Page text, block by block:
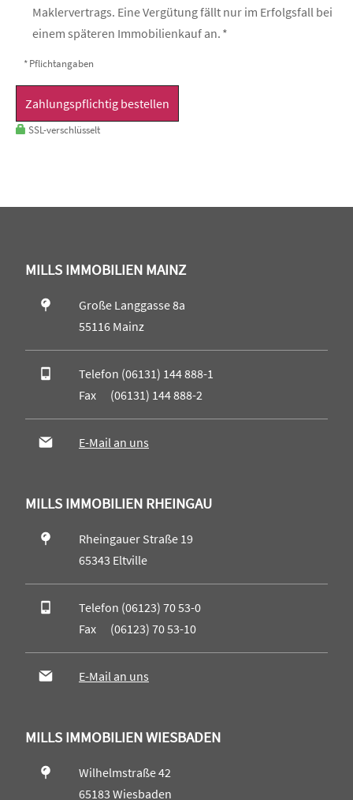
Maklervertrags. Eine Vergütung fällt nur im Erfolgsfall bei
einem späteren Immobilienkauf an. *
* Pflichtangaben
Zahlungspflichtig bestellen
SSL-verschlüsselt
MILLS IMMOBILIEN MAINZ
Große Langgasse 8a
55116 Mainz
Telefon (06131) 144 888-1
Fax (06131) 144 888-2
E-Mail an uns
MILLS IMMOBILIEN RHEINGAU
Rheingauer Straße 19
65343 Eltville
Telefon (06123) 70 53-0
Fax (06123) 70 53-10
E-Mail an uns
MILLS IMMOBILIEN WIESBADEN
Wilhelmstraße 42
65183 Wiesbaden